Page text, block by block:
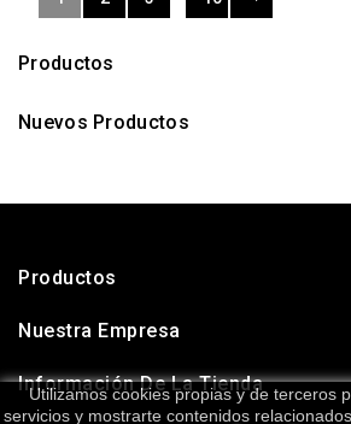
Utilizamos cookies propias y de terceros
servicios y mostrarte contenidos
Productos
Nuevos Productos
Productos
Nuestra Empresa
Información De La Tienda